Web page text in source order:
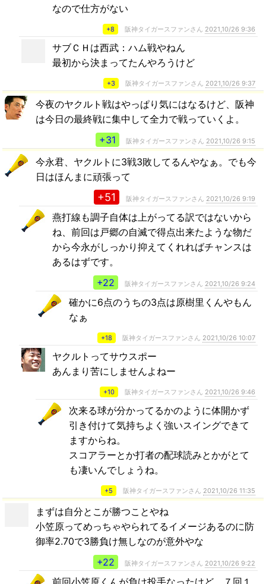
なので仕方がない
+8 阪神タイガースファンさん 2021,10/26 9:36
サブＣＨは西武：ハム戦やねん
最初から決まってたんやろうけど
+3 阪神タイガースファンさん 2021,10/26 9:37
今夜のヤクルト戦はやっぱり気にはなるけど、阪神
は今日の最終戦に集中して全力で戦っていくよ。
+31
阪神タイガースファンさん 2021,10/26 9:15
今永君、ヤクルトに3戦3敗してるんやなぁ。でも今
日はほんまに頑張って
+51 阪神タイガースファンさん 2021,10/26 9:19
燕打線も調子自体は上がってる訳ではないから
ね、前回は戸郷の自滅で得点出来たような物だ
から今永がしっかり抑えてくれればチャンスは
あるはずです。
+22
阪神タイガースファンさん 2021,10/26 9:24
確かに6点のうちの3点は原樹里くんやもん
なぁ
+18 阪神タイガースファンさん 2021,10/26 10:07
ヤクルトってサウスポー
あんまり苦にしませんよねー
+10 阪神タイガースファンさん 2021,10/26 9:46
次来る球が分かってるかのように体開かず
引き付けて気持ちよく強いスイングできて
ますからね。
スコアラーとか打者の配球読みとかがとて
も凄いんでしょうね。
+5 阪神タイガースファンさん 2021,10/26 11:35
まずは自分とこが勝つことやね
小笠原ってめっちゃやられてるイメージあるのに防
御率2.70で3勝負け無しなのが意外やな
+22
阪神タイガースファンさん 2021,10/26 9:22
前回小笠原くんが負け投手なったけど、７回１